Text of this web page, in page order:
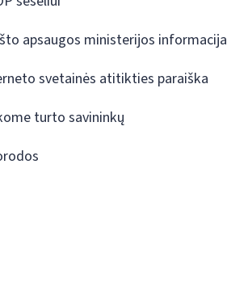
apsaugos ministerijos informacija
svetainės atitikties paraiška
turto savininkų